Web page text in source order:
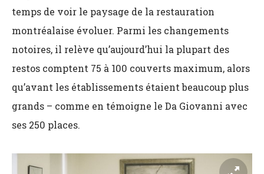
temps de voir le paysage de la restauration
montréalaise évoluer. Parmi les changements
notoires, il relève qu’aujourd’hui la plupart des
restos comptent 75 à 100 couverts maximum, alors
qu’avant les établissements étaient beaucoup plus
grands – comme en témoigne le Da Giovanni avec
ses 250 places.